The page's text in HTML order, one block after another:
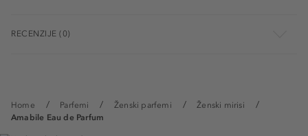
Home Parfemi Ženski parfemi
Ženski mirisi
Amabile Eau de Parfum
RECENZIJE (0)